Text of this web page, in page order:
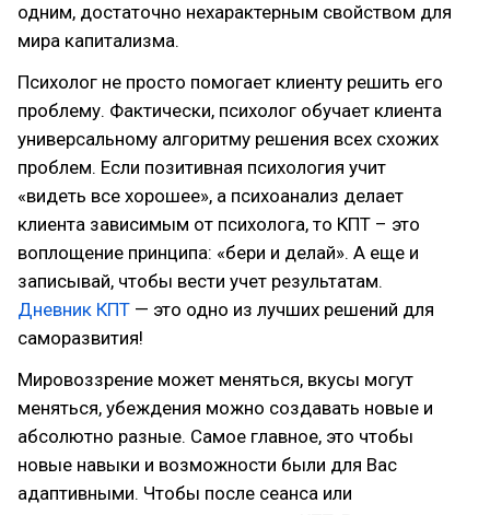
одним, достаточно нехарактерным свойством для
мира капитализма.
Психолог не просто помогает клиенту решить его
проблему. Фактически, психолог обучает клиента
универсальному алгоритму решения всех схожих
проблем. Если позитивная психология учит
«видеть все хорошее», а психоанализ делает
клиента зависимым от психолога, то КПТ – это
воплощение принципа: «бери и делай». А еще и
записывай, чтобы вести учет результатам.
Дневник КПТ — это одно из лучших решений для
саморазвития!
Мировоззрение может меняться, вкусы могут
меняться, убеждения можно создавать новые и
абсолютно разные. Самое главное, это чтобы
новые навыки и возможности были для Вас
адаптивными. Чтобы после сеанса или